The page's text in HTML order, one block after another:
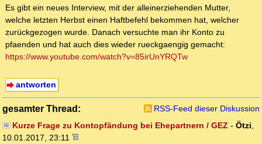
Es gibt ein neues Interview, mit der alleinerziehenden Mutter,
welche letzten Herbst einen Haftbefehl bekommen hat, welcher
zurückgezogen wurde. Danach versuchte man ihr Konto zu
pfaenden und hat auch dies wieder rueckgaengig gemacht:
https://www.youtube.com/watch?v=85irUnYRQTw
antworten
gesamter Thread:
RSS-Feed dieser Diskussion
Kurze Frage zu Kontopfändung bei Ehepartnern / GEZ- Ötzi,
10.01.2017, 23:11